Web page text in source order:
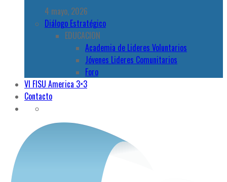
4 mayo, 2026
Diálogo Estratégico
EDUCACION
Academia de Lideres Voluntarios
Jóvenes Lideres Comunitarios
Foro
VI FISU America 3×3
Contacto